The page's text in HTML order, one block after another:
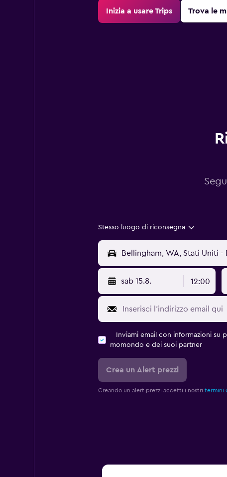
Inizia a usare Trips Trova le
Stesso luogo di riconsegna
sab 15.8. 12:00
Inviami email con informazioni
momondo e dei suoi partner
Crea un Alert prezzi
Creando un alert prezzi accetti i nostri termini